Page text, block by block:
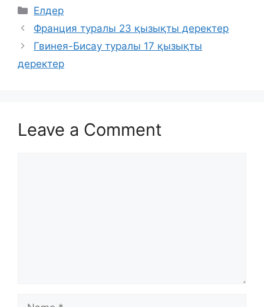
Categories
Елдер
Франция туралы 23 қызықты деректер
Гвинея-Бисау туралы 17 қызықты
деректер
Leave a Comment
Name